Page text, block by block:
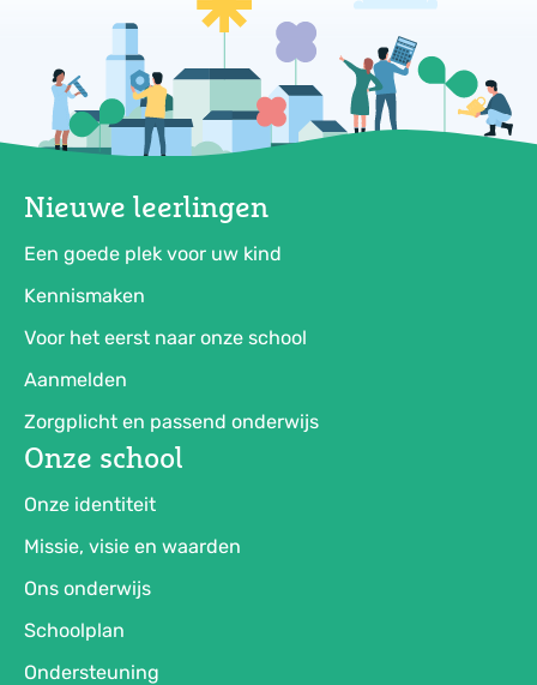
Nieuwe leerlingen
Een goede plek voor uw kind
Kennismaken
Voor het eerst naar onze school
Aanmelden
Zorgplicht en passend onderwijs
Onze school
Onze identiteit
Missie, visie en waarden
Ons onderwijs
Schoolplan
Ondersteuning